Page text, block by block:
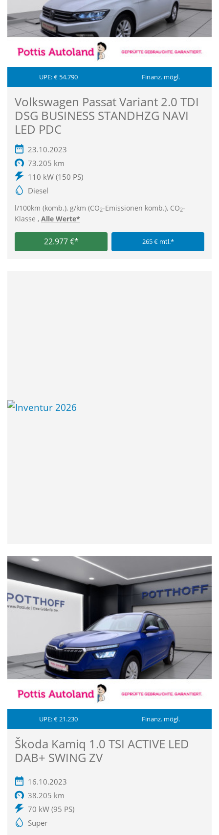
UPE: € 54.790 Finanz. mögl.
Volkswagen Passat Variant 2.0 TDI
DSG BUSINESS STANDHZG NAVI
LED PDC
23.10.2023
73.205 km
110 kW (150 PS)
Diesel
l/100km (komb.), g/km (CO2-Emissionen komb.), CO2-
Klasse , Alle Werte*
22.977 €* 265 € mtl.*
UPE: € 21.230 Finanz. mögl.
Škoda Kamiq 1.0 TSI ACTIVE LED
DAB+ SWING ZV
16.10.2023
38.205 km
70 kW (95 PS)
Super